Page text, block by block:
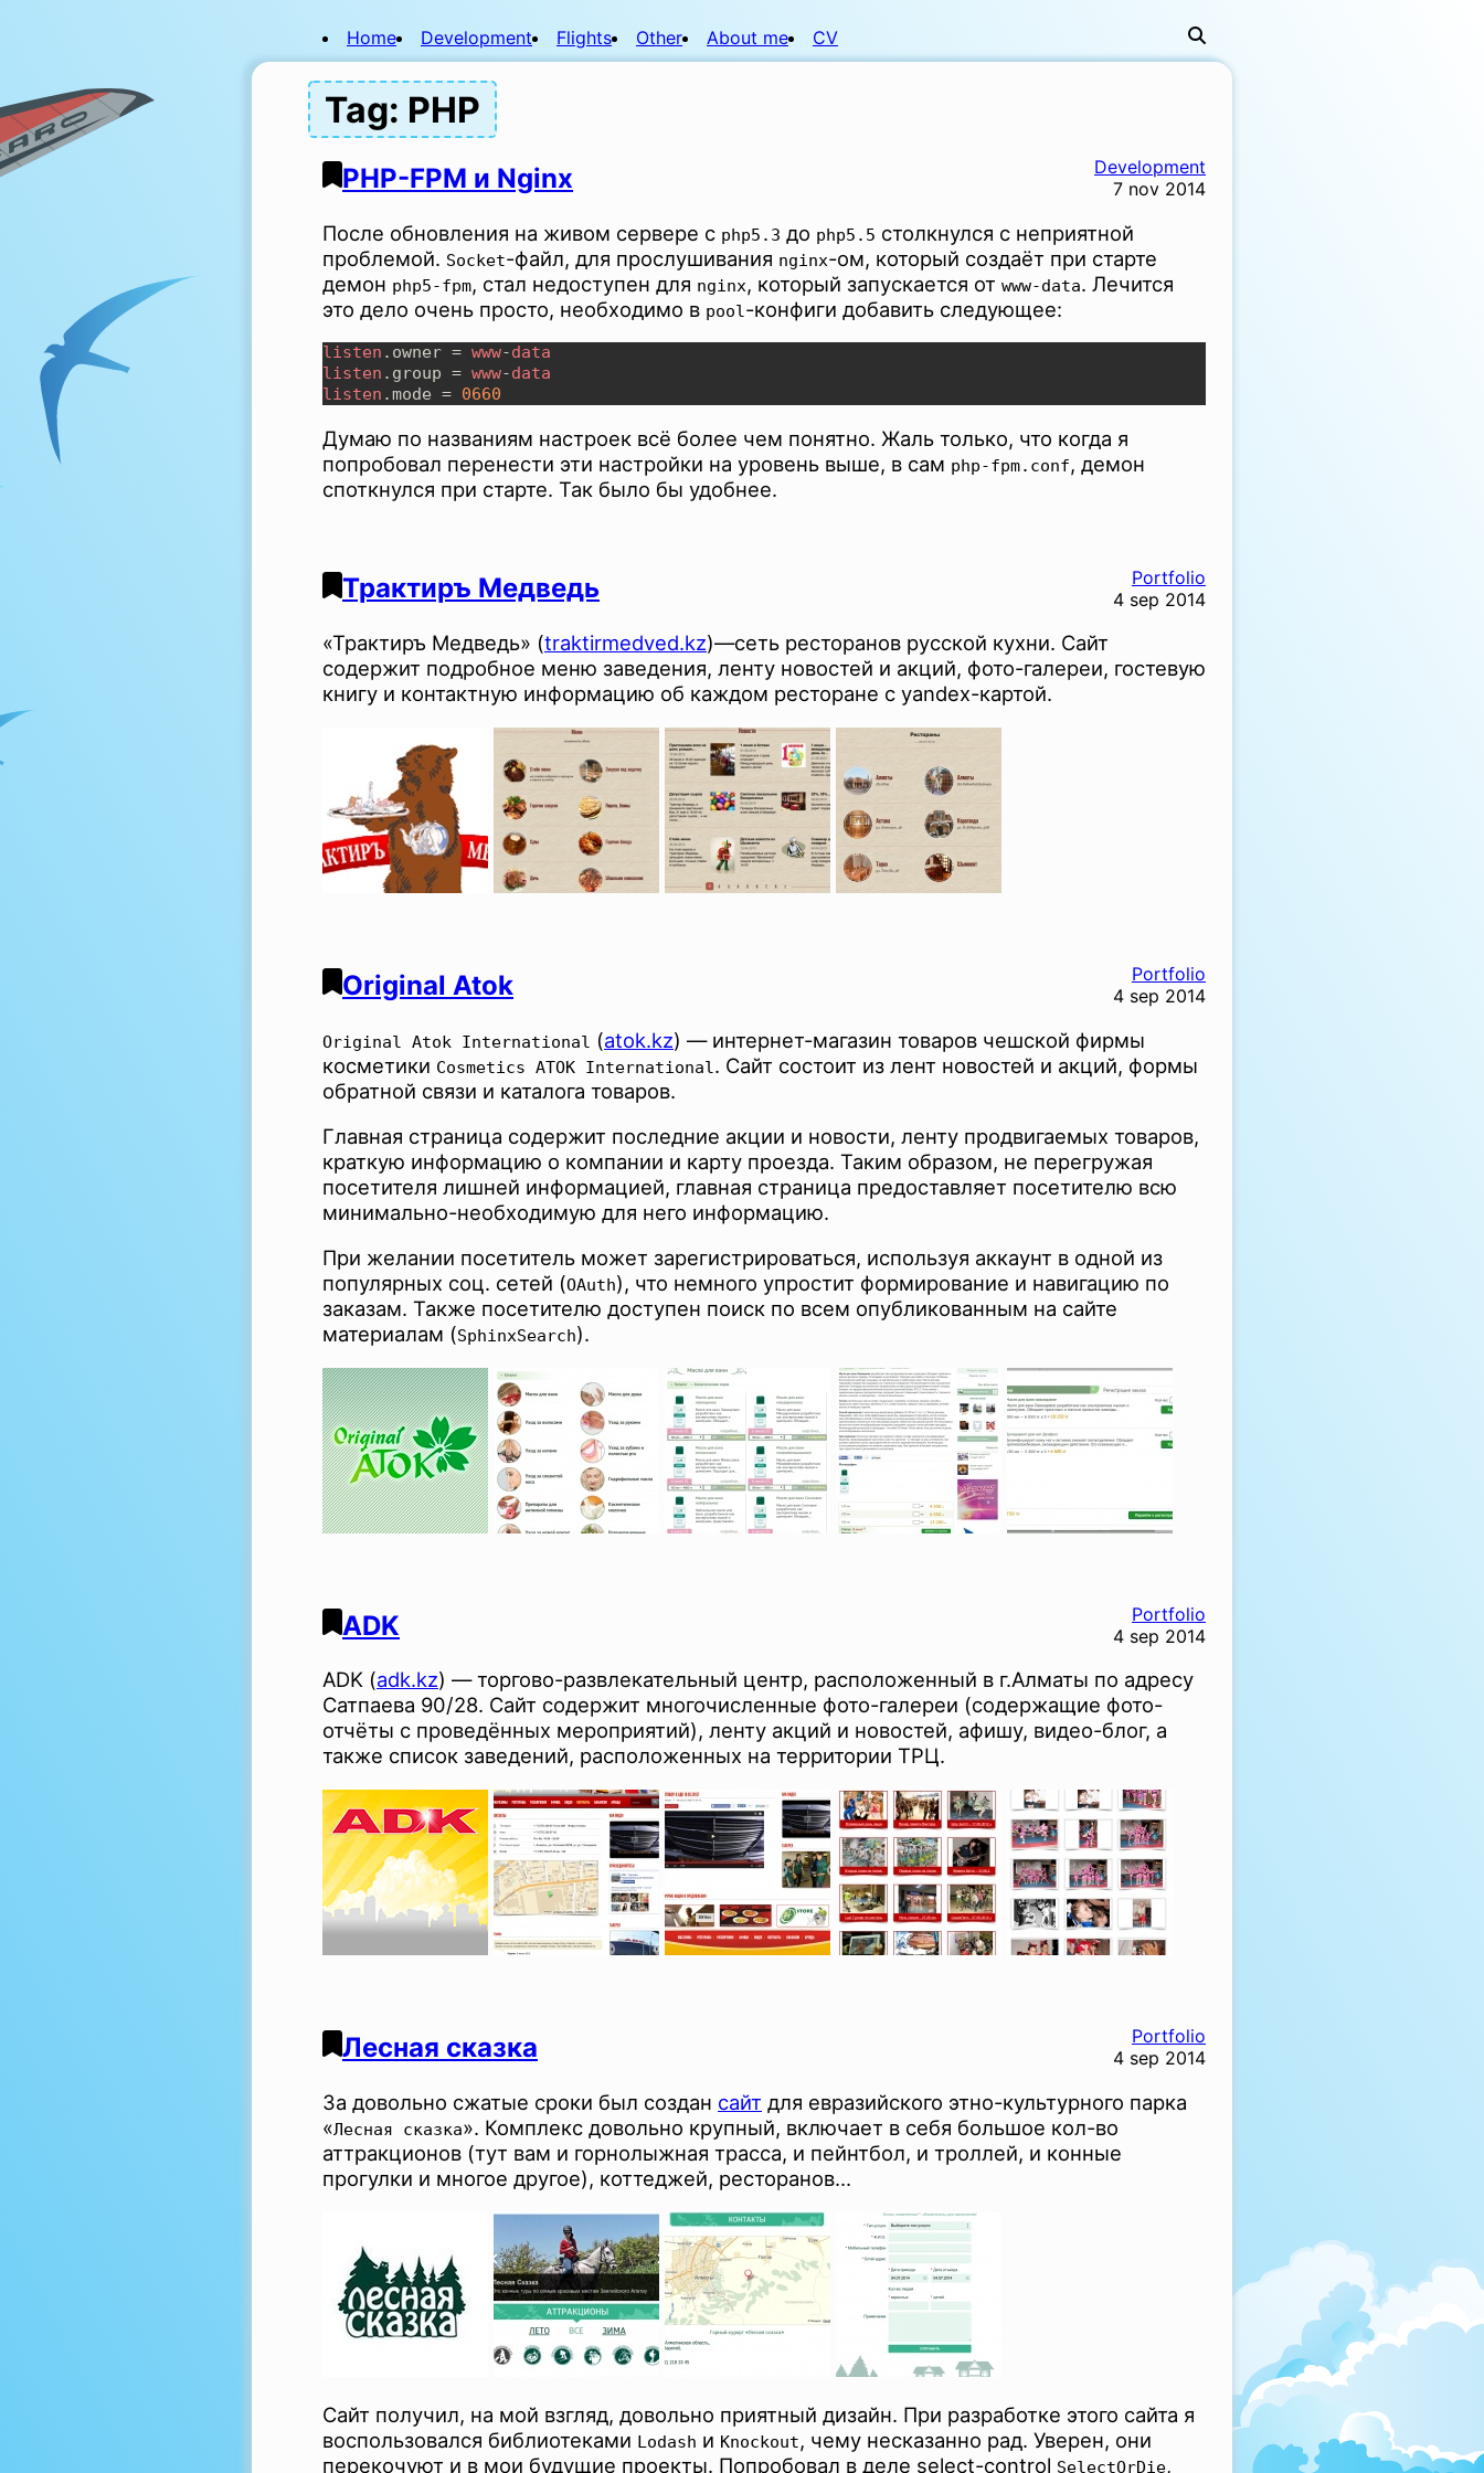
Home Development Flights Other About me CV
Tag: PHP
PHP-FPM и Nginx
Development
7 nov 2014
После обновления на живом сервере с php5.3 до php5.5 столкнулся с неприятной
проблемой. Socket-файл, для прослушивания nginx-ом, который создаёт при старте
демон php5-fpm, стал недоступен для nginx, который запускается от www-data. Лечится
это дело очень просто, необходимо в pool-конфиги добавить следующее:
listen .owner = www-
listen .group = www-
listen .mode =
Думаю по названиям настроек всё более чем понятно. Жаль только, что когда я
попробовал перенести эти настройки на уровень выше, в сам php-fpm.conf, демон
споткнулся при старте. Так было бы удобнее.
Трактиръ Медведь
Portfolio
4 sep 2014
«Трактиръ Медведь» (traktirmedved.kz)—сеть ресторанов русской кухни. Сайт
содержит подробное меню заведения, ленту новостей и акций, фото-галереи, гостевую
книгу и контактную информацию об каждом ресторане с yandex-картой.
Original Atok
Portfolio
4 sep 2014
Original Atok International (atok.kz) — интернет-магазин товаров чешской фирмы
косметики Cosmetics ATOK International . Сайт состоит из лент новостей и акций, формы
обратной связи и каталога товаров.
Главная страница содержит последние акции и новости, ленту продвигаемых товаров,
краткую информацию о компании и карту проезда. Таким образом, не перегружая
посетителя лишней информацией, главная страница предоставляет посетителю всю
минимально-необходимую для него информацию.
При желании посетитель может зарегистрироваться, используя аккаунт в одной из
популярных соц. сетей (OAuth), что немного упростит формирование и навигацию по
заказам. Также посетителю доступен поиск по всем опубликованным на сайте
материалам (SphinxSearch).
ADK
Portfolio
4 sep 2014
ADK (adk.kz) — торгово-развлекательный центр, расположенный в г.Алматы по адресу
Сатпаева 90/28. Сайт содержит многочисленные фото-галереи (содержащие фото-
отчёты с проведённых мероприятий), ленту акций и новостей, афишу, видео-блог, а
также список заведений, расположенных на территории ТРЦ.
Лесная сказка
Portfolio
4 sep 2014
За довольно сжатые сроки был создан сайт для евразийского этно-культурного парка
«Лесная сказка». Комплекс довольно крупный, включает в себя большое кол-во
аттракционов (тут вам и горнолыжная трасса, и пейнтбол, и троллей, и конные
прогулки и многое другое), коттеджей, ресторанов…
Сайт получил, на мой взгляд, довольно приятный дизайн. При разработке этого сайта я
воспользовался библиотеками Lodash и Knockout, чему несказанно рад. Уверен, они
перекочуют и в мои будущие проекты. Попробовал в деле select-control SelectOrDie,